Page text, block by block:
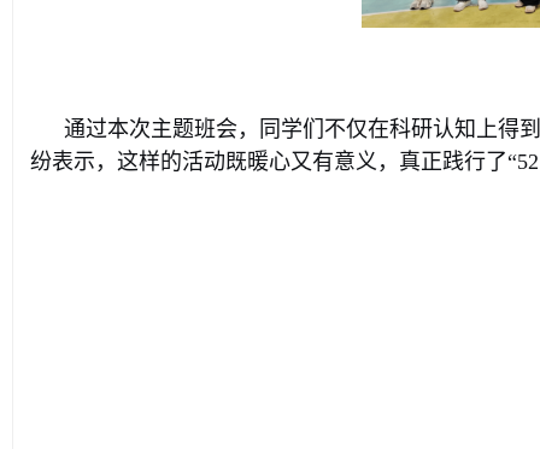
通过本次主题班会，同学们不仅在科研认知上得
纷表示，这样的活动既暖心又有意义，真正践行了